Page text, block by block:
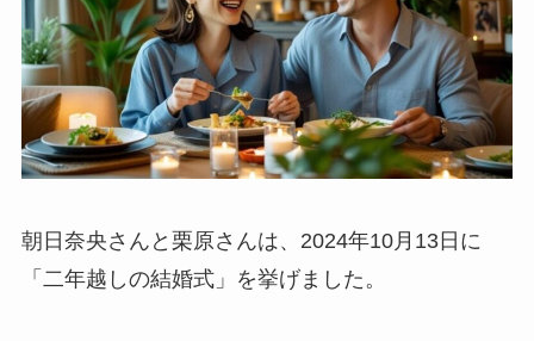
朝日奈央さんと栗原さんは、2024年10月13日に
「二年越しの結婚式」を挙げました。